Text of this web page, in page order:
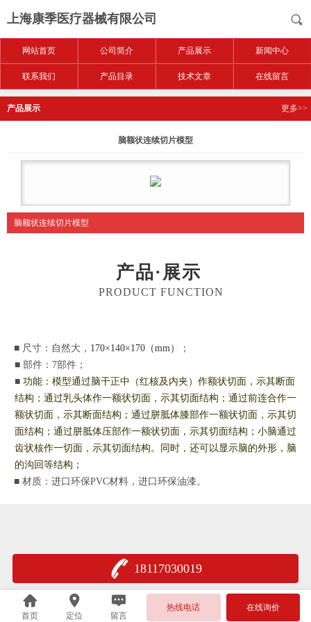
上海康季医疗器械有限公司
网站首页 公司简介 产品展示 新闻中心
联系我们 产品目录 技术文章 在线留言
产品展示 更多>>
脑额状连续切片模型
脑额状连续切片模型
产品·展示
PRODUCT FUNCTION
■ 尺寸： 自然大， 170×140×170（mm）
；
■ 部件： 7部件 ；
■ 功能：模型通过脑干正中（红核及内夹）作额状切面，示其断面
结构；通过乳头体作一额状切面，示其切面结构；通过前连合作一
额状切面，示其断面结构；通过胼胝体膝部作一额状切面，示其切
面结构；通过胼胝体压部作一额状切面，示其切面结构；小脑通过
齿状核作一切面，示其切面结构。同时，还可以显示脑的外形，脑
的沟回等结构 ；
■ 材质：进口环保PVC材料，进口环保油漆。
18117030019
首页 定位 留言
热线电话 在线询价
沪公网安备 31011502401735